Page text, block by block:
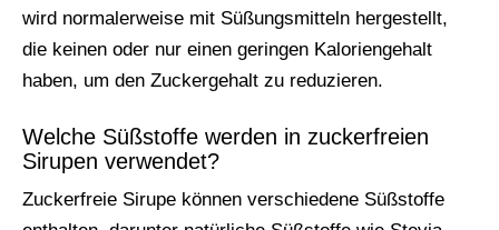
wird normalerweise mit Süßungsmitteln hergestellt,
die keinen oder nur einen geringen Kaloriengehalt
haben, um den Zuckergehalt zu reduzieren.
Welche Süßstoffe werden in zuckerfreien
Sirupen verwendet?
Zuckerfreie Sirupe können verschiedene Süßstoffe